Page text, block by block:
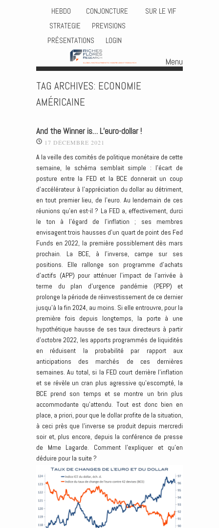
HEBDO CONJONCTURE
SUR LE VIF
STRATEGIE
PREVISIONS
PRÉSENTATIONS
LOGIN
Menu
TAG ARCHIVES: ECONOMIE
AMÉRICAINE
And the Winner is… L’euro-dollar !
17 DÉCEMBRE 2021
A la veille des comités de politique monétaire de cette
semaine, le schéma semblait simple : l’écart de
posture entre la FED et la BCE donnerait un coup
d’accélérateur à l’appréciation du dollar au détriment,
en tout premier lieu, de l’euro. Au lendemain de ces
réunions qu’en est-il ? La FED a, effectivement, durci
le ton à l’égard de l’inflation ; ses membres
envisagent trois hausses d’un quart de point des Fed
Funds en 2022, la première possiblement dès mars
prochain. La BCE, à l’inverse, campe sur ses
positions. Elle rallonge son programme d’achats
d’actifs (APP) pour atténuer l’impact de l’arrivée à
terme du plan d’urgence pandémie (PEPP) et
prolonge la période de réinvestissement de ce dernier
jusqu’à la fin 2024, au moins. Si elle entrouvre, pour la
première fois depuis longtemps, la porte à une
hypothétique hausse de ses taux directeurs à partir
d’octobre 2022, les apports programmés de liquidités
en réduisent la probabilité par rapport aux
anticipations des marchés de ces dernières
semaines. Au total, si la FED court derrière l’inflation
et se révèle un cran plus agressive qu’escompté, la
BCE prend son temps et se montre un brin plus
accommodante qu’attendu. Tout est donc bien en
place, a priori, pour que le dollar profite de la situation,
à ceci près que l’inverse se produit depuis mercredi
soir et, plus encore, depuis la conférence de presse
de Mme Lagarde. Comment l’expliquer et qu’en
déduire pour la suite ?